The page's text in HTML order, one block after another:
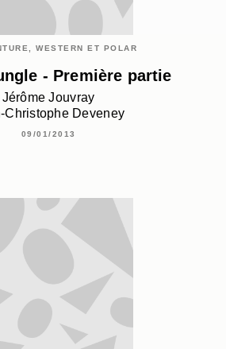
WESTERN ET POLAR
- Première partie
Jérôme Jouvray
Christophe Deveney
09/01/2013